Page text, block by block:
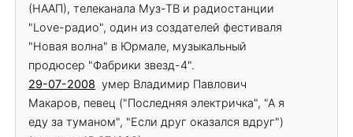
(НААП), телеканала Муз-ТВ и радиостанции
"Love-радио", один из создателей фестиваля
"Новая волна" в Юрмале, музыкальный
продюсер "Фабрики звезд-4".
29-07-2008 умер Владимир Павлович
Макаров, певец ("Последняя электричка", "А я
еду за туманом", "Если друг оказался вдруг")